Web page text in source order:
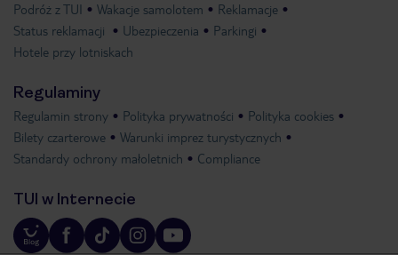
Podróż z TUI Wakacje samolotem
Reklamacje
Status reklamacji
Ubezpieczenia
Parkingi
Hotele przy lotniskach
Regulaminy
Regulamin strony Polityka prywatności
Polityka cookies
Bilety czarterowe
Warunki imprez turystycznych
Standardy ochrony małoletnich
Compliance
TUI w Internecie